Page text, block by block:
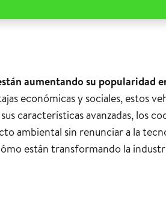
aumentando su popularidad
económicas y sociales, estos
características avanzadas, los
ambiental sin renunciar a la
están transformando la